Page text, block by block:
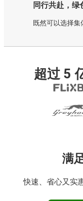
同行共赴，绿
既然可以选择
超过 5
满
快速、省心又实